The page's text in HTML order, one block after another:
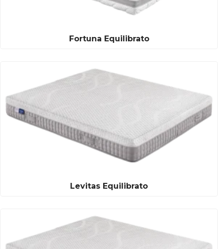
Fortuna Equilibrato
Levitas Equilibrato